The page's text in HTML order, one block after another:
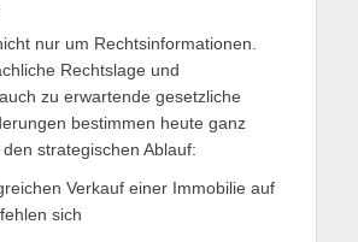
nur um Rechtsinformationen.
Rechtslage und
zu erwartende gesetzliche
bestimmen heute ganz
strategischen Ablauf:
Verkauf einer Immobilie auf
sich